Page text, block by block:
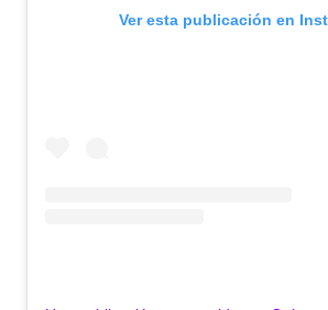
Ver esta publicación en